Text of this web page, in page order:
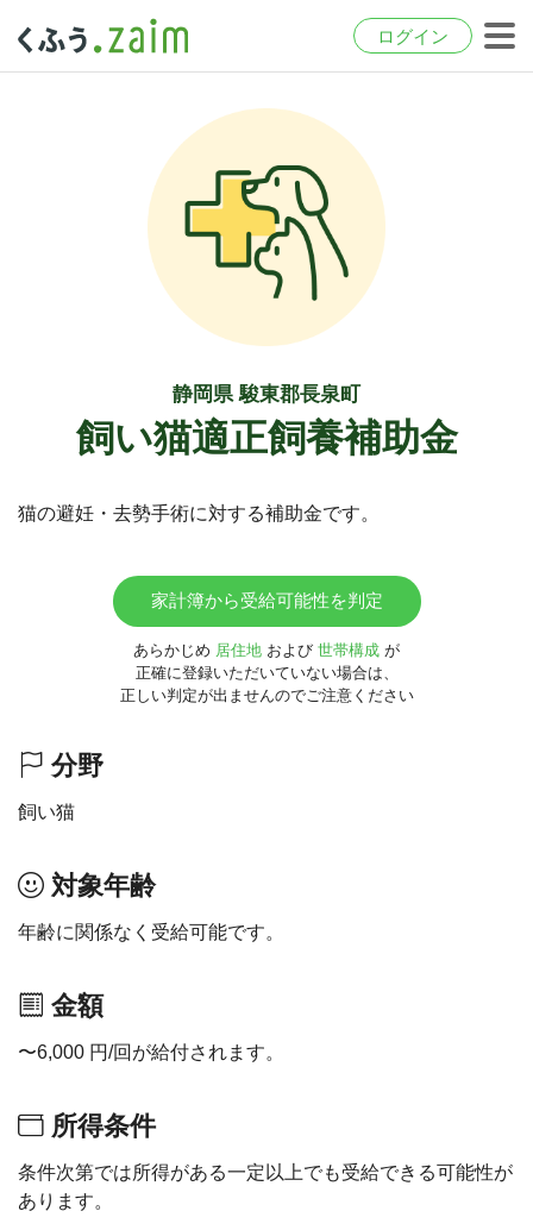
ログイン
静岡県 駿東郡長泉町
飼い猫適正飼養補助金
猫の避妊・去勢手術に対する補助金です。
家計簿から受給可能性を判定
あらかじめ 居住地 および 世帯構成 が
正確に登録いただいていない場合は、
正しい判定が出ませんのでご注意ください
分野
飼い猫
対象年齢
年齢に関係なく受給可能です。
金額
〜6,000 円/回が給付されます。
所得条件
条件次第では所得がある一定以上でも受給できる可能性が
あります。